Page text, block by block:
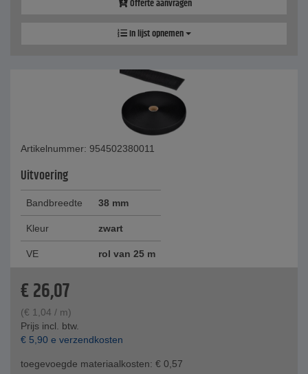
Offerte aanvragen
In lijst opnemen
Artikelnummer: 954502380011
Uitvoering
Bandbreedte 38 mm
Kleur zwart
VE rol van 25 m
€26,07
(€ 1,04 / m)
Prijs incl. btw.
€ 5,90 e verzendkosten
toegevoegde materiaalkosten: € 0,57